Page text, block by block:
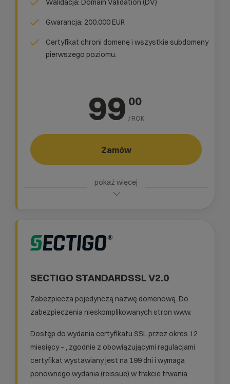
Walidacja: Domain Validation (DV)
Gwarancja: 200.000 EUR
Certyfikat chroni domenę i wszystkie subdomeny
pierwszego poziomu.
99 00
/ ROK
Zamów
SECTIGO STANDARDSSL V2.0
Zabezpiecza pojedynczą nazwę domenową. Do
zabezpieczenia nieskomplikowanych stron www.
Dostęp do wydania certyfikatu SSL przez okres 12
miesięcy – , zgodnie z obowiązującymi regulacjami
certyfikat wystawiany jest na 199 dni i wymaga
ponownego wydania (reissue) w trakcie trwania